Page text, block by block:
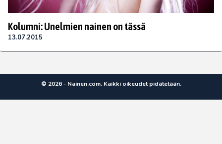
Kolumni: Unelmien nainen on tässä
13.07.2015
© 2026 - Nainen.com. Kaikki oikeudet pidätetään.